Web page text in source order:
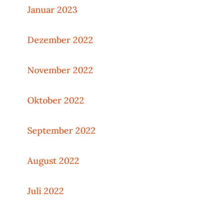
Januar 2023
Dezember 2022
November 2022
Oktober 2022
September 2022
August 2022
Juli 2022